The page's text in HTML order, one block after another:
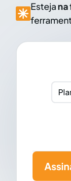
Esteja na